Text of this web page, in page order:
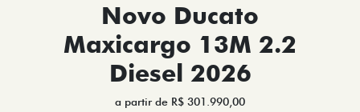
Novo Ducato
Maxicargo 13M 2.2
Diesel 2026
a partir de R$ 301.990,00